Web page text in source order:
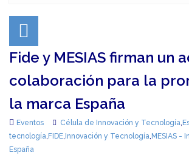
Fide y MESIAS firman un
colaboración para la
la marca España
Eventos Célula de Innovación y Tecnología,
tecnología, FIDE, Innovación y Tecnología, MESIAS -
España